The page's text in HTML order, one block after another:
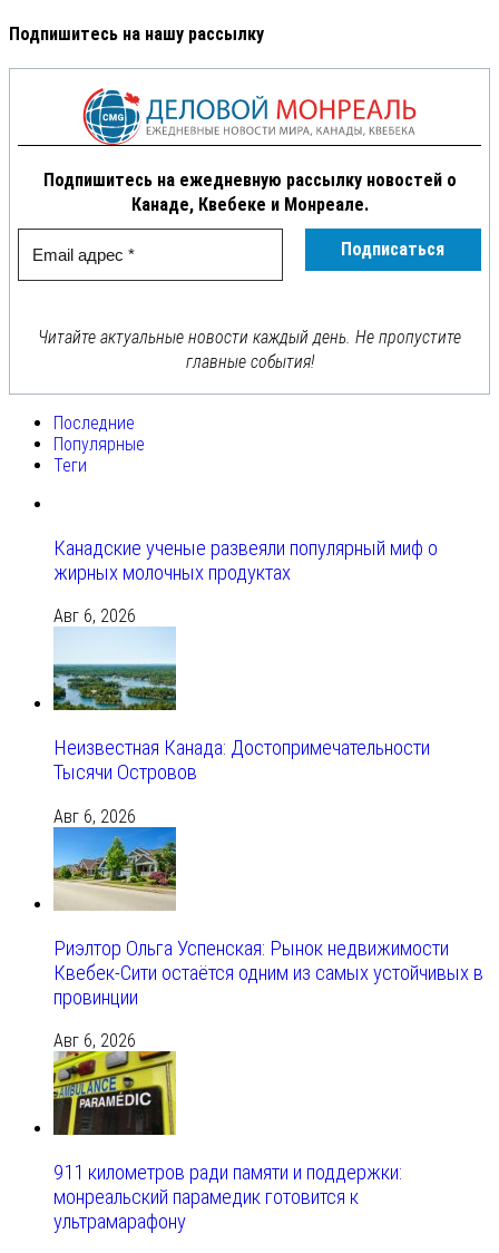
Подпишитесь на нашу рассылку
Подпишитесь на ежедневную рассылку новостей о
Канаде, Квебеке и Монреале.
Читайте актуальные новости каждый день. Не пропустите
главные события!
Последние
Популярные
Теги
Канадские ученые развеяли популярный миф о
жирных молочных продуктах
Авг 6, 2026
Неизвестная Канада: Достопримечательности
Тысячи Островов
Авг 6, 2026
Риэлтор Ольга Успенская: Рынок недвижимости
Квебек-Сити остаётся одним из самых устойчивых в
провинции
Авг 6, 2026
911 километров ради памяти и поддержки:
монреальский парамедик готовится к
ультрамарафону